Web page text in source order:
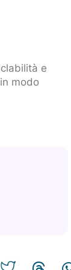
e
modo